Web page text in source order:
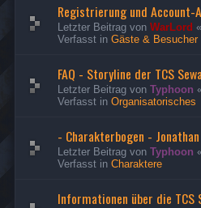
Registrierung und Account-
Letzter Beitrag von WarLord «
Verfasst in Gäste & Besucher
FAQ - Storyline der TCS
Letzter Beitrag von Typhoon
Verfasst in Organisatorisches
- Charakterbogen -
Letzter Beitrag von Typhoon
Verfasst in Charaktere
Informationen über die TCS